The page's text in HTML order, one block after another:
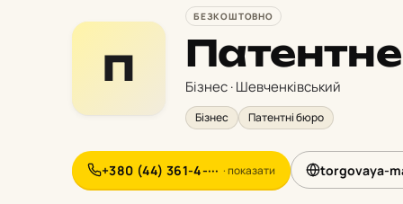
П
БЕЗКОШТОВНО
Бізнес · Шевченківський
Бізнес Патентні бюро
+380 (44) 361-4-··· · показати torgovaya-